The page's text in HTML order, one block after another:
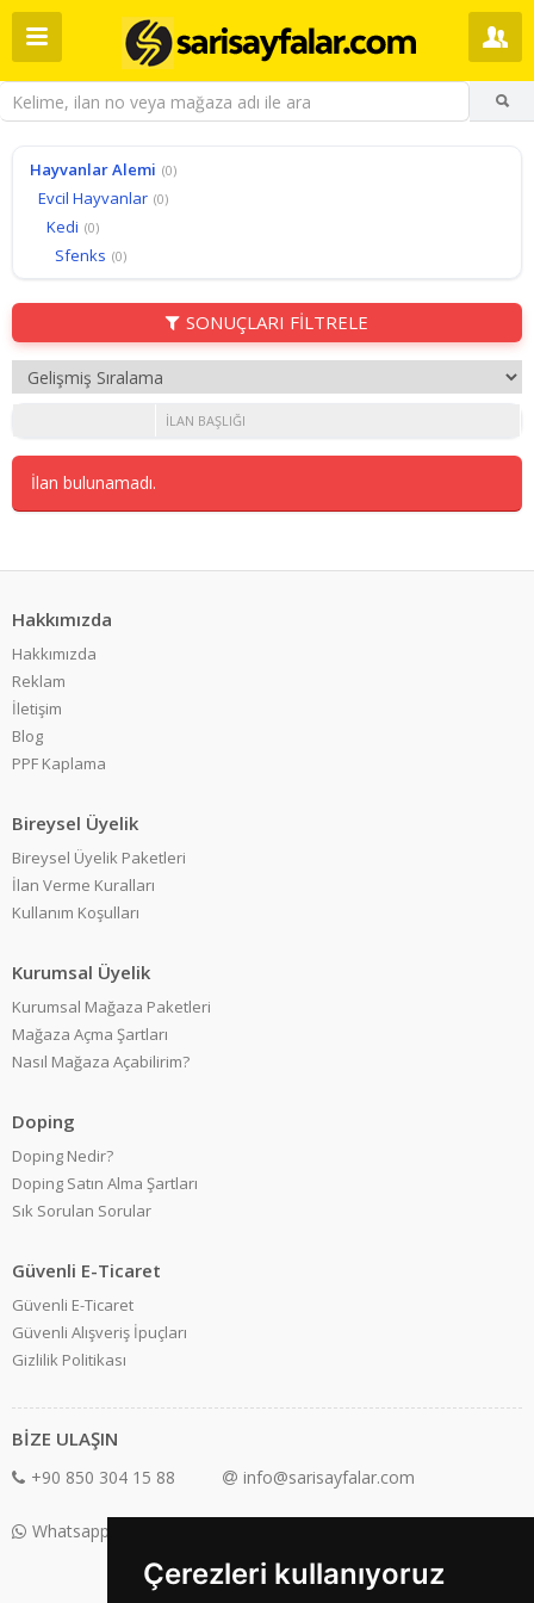
Çerezleri kullanıyoruz
Hayvanlar Alemi (0)
Evcil Hayvanlar (0)
Kedi (0)
Sfenks (0)
SONUÇLARI FİLTRELE
İLAN BAŞLIĞI
İlan bulunamadı.
Hakkımızda
Hakkımızda
Reklam
İletişim
Blog
PPF Kaplama
Bireysel Üyelik
Bireysel Üyelik Paketleri
İlan Verme Kuralları
Kullanım Koşulları
Kurumsal Üyelik
Kurumsal Mağaza Paketleri
Mağaza Açma Şartları
Nasıl Mağaza Açabilirim?
Doping
Doping Nedir?
Doping Satın Alma Şartları
Sık Sorulan Sorular
Güvenli E-Ticaret
Güvenli E-Ticaret
Güvenli Alışveriş İpuçları
Gizlilik Politikası
BİZE ULAŞIN
+90 850 304 15 88 info@sarisayfalar.com
Whatsapp Destek: +90 850 304 15 88